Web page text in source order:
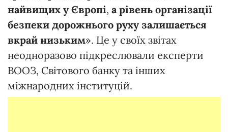
найвищих у Європі, а рівень організації
безпеки дорожнього руху залишається
вкрай низьким». Це у своїх звітах
неодноразово підкреслювали експерти
ВООЗ, Світового банку та інших
міжнародних інституцій.